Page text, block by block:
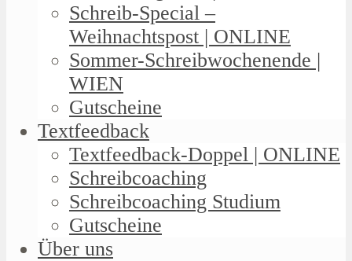
Schreib-Special –
Weihnachtspost | ONLINE
Sommer-Schreibwochenende |
WIEN
Gutscheine
Textfeedback
Textfeedback-Doppel | ONLINE
Schreibcoaching
Schreibcoaching Studium
Gutscheine
Über uns